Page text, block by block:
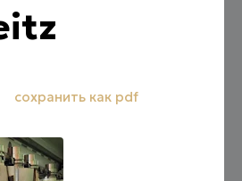
сохранить как pdf